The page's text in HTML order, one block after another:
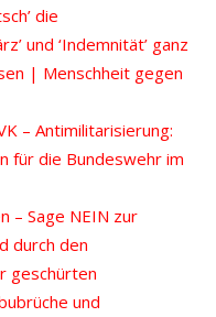
die
und ‘Indemnität’ ganz
| Menschheit gegen
– Antimilitarisierung:
für die Bundeswehr im
– Sage NEIN zur
durch den
geschürten
und